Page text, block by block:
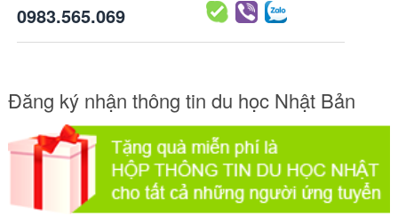
0983.565.069
Đăng ký nhận thông tin du học Nhật Bản